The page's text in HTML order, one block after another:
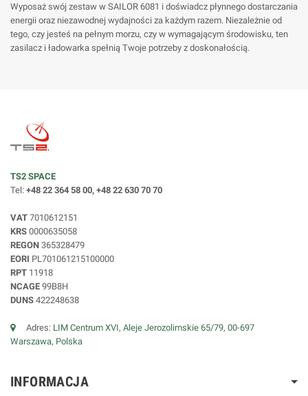
Wyposaż swój zestaw w SAILOR 6081 i doświadcz płynnego dostarczania
energii oraz niezawodnej wydajności za każdym razem. Niezależnie od
tego, czy jesteś na pełnym morzu, czy w wymagającym środowisku, ten
zasilacz i ładowarka spełnią Twoje potrzeby z doskonałością.
TS2 SPACE
Tel: +48 22 364 58 00, +48 22 630 70 70
VAT 7010612151
KRS 0000635058
REGON 365328479
EORI PL701061215100000
RPT 11918
NCAGE 99B8H
DUNS 422248638
Adres: LIM Centrum XVI, Aleje Jerozolimskie 65/79, 00-697
Warszawa, Polska
INFORMACJA